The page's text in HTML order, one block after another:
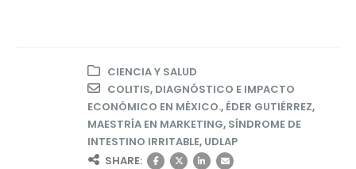
CIENCIA Y SALUD
COLITIS, DIAGNÓSTICO E IMPACTO
ECONÓMICO EN MÉXICO., ÉDER GUTIÉRREZ,
MAESTRÍA EN MARKETING, SÍNDROME DE
INTESTINO IRRITABLE, UDLAP
SHARE: